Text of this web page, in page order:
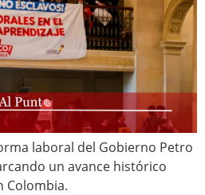
laboral del Gobierno Petro
un avance histórico
Colombia.